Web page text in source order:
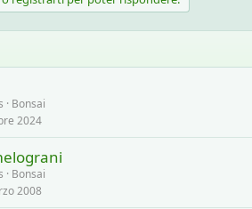
Bonsai
2024
Bonsai
2008